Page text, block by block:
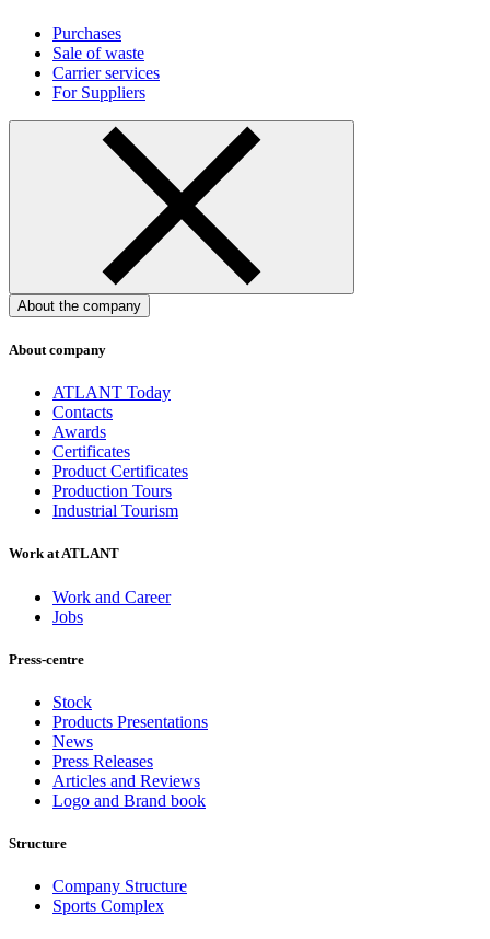
Purchases
Sale of waste
Carrier services
For Suppliers
About the company
About company
ATLANT Today
Contacts
Awards
Certificates
Product Certificates
Production Tours
Industrial Tourism
Work at ATLANT
Work and Career
Jobs
Press-centre
Stock
Products Presentations
News
Press Releases
Articles and Reviews
Logo and Brand book
Structure
Company Structure
Sports Complex